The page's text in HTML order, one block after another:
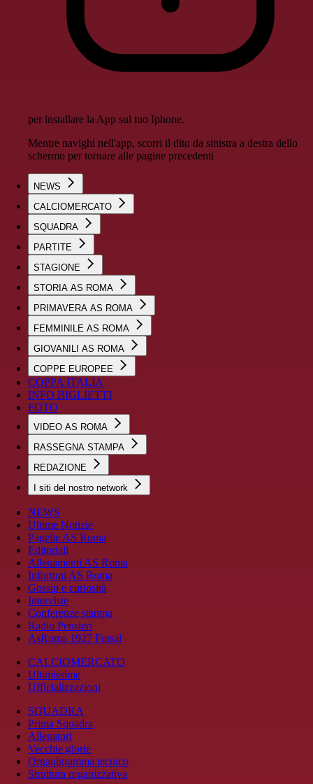
per installare la App sul tuo Iphone.
Mentre navighi nell'app, scorri il dito da sinistra a destra dello
schermo per tornare alle pagine precedenti
NEWS
CALCIOMERCATO
SQUADRA
PARTITE
STAGIONE
STORIA AS ROMA
PRIMAVERA AS ROMA
FEMMINILE AS ROMA
GIOVANILI AS ROMA
COPPE EUROPEE
COPPA ITALIA
INFO BIGLIETTI
FOTO
VIDEO AS ROMA
RASSEGNA STAMPA
REDAZIONE
I siti del nostro network
NEWS
Ultime Notizie
Pagelle AS Roma
Editoriali
Allenamenti AS Roma
Infortuni AS Roma
Gossip e curiosità
Interviste
Conferenze stampa
Radio Pensieri
AsRoma 1927 Futsal
CALCIOMERCATO
Ultimissime
Ufficializzazioni
SQUADRA
Prima Squadra
Allenatori
Vecchie glorie
Organigramma tecnico
Struttura organizzativa